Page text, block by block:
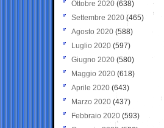
Ottobre 2020 (638)
Settembre 2020(465)
Agosto 2020 (588)
Luglio 2020 (597)
Giugno 2020 (580)
Maggio 2020 (618)
Aprile 2020 (643)
Marzo 2020 (437)
Febbraio 2020 (593)